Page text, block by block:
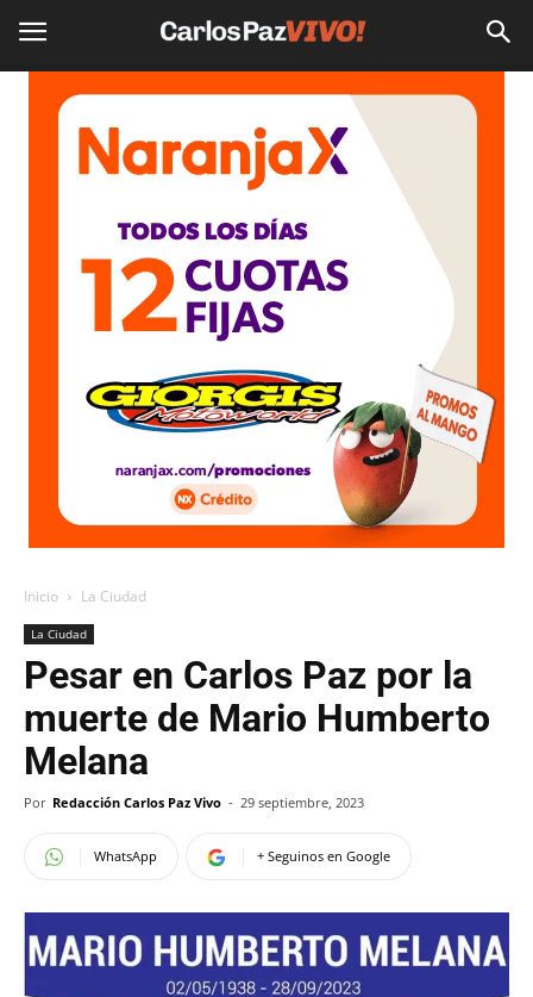
Inicio La Ciudad
La Ciudad
Pesar en Carlos Paz por la
muerte de Mario Humberto
Melana
Por Redacción Carlos Paz Vivo - 29 septiembre, 2023
WhatsApp + Seguinos en Google